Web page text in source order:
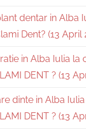
dentar in Alba
Dent? (13 April
in Alba Iulia la
DENT ? (13
dinte in Alba
DENT ? (13